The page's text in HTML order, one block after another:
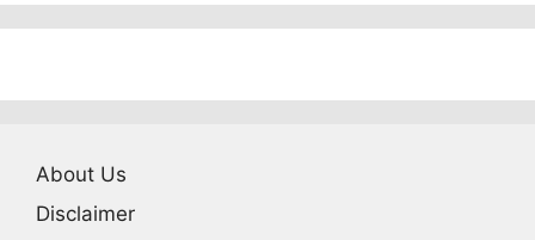
About Us
Disclaimer